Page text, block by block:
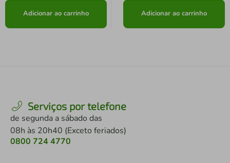
Adicionar ao carrinho Adicionar ao carrinho
Serviços por telefone
de segunda a sábado das
08h às 20h40 (Exceto feriados)
0800 724 4770